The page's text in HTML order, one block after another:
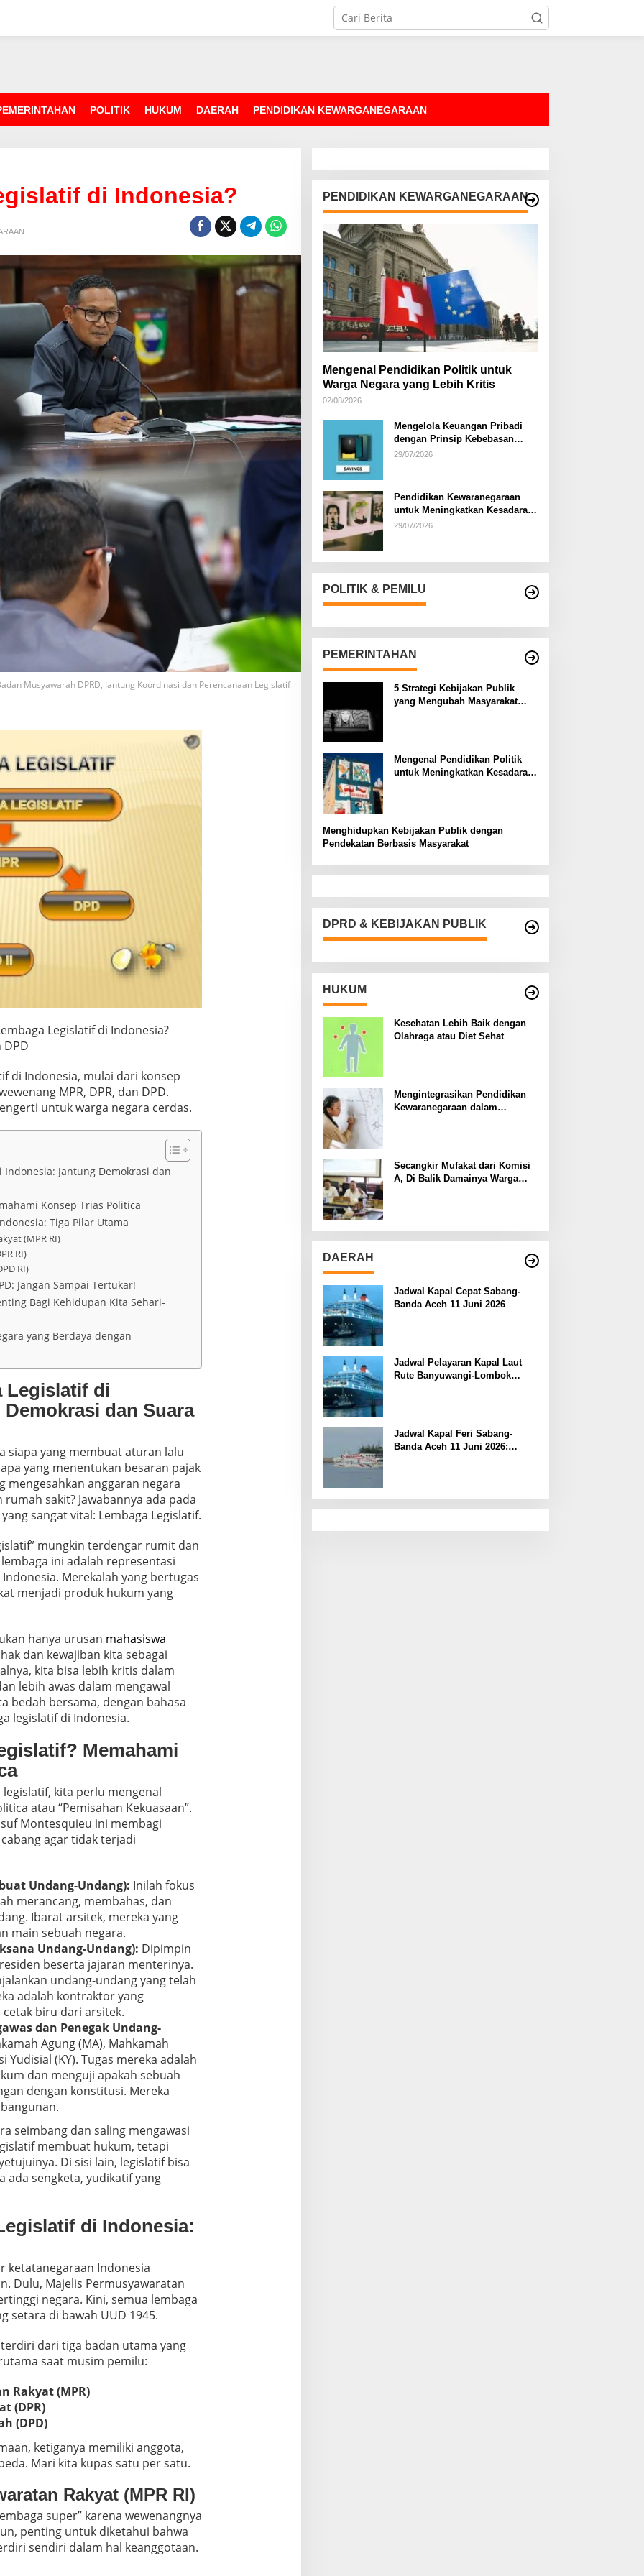
POLITIK HUKUM DAERAH PENDIDIKAN KEWARGANEGARAAN
di Indonesia?
Musyawarah DPRD, Jantung Koordinasi dan Perencanaan Legislatif
Legislatif di Indonesia?
DPD
di Indonesia, mulai dari konsep
MPR, DPR, dan DPD.
untuk warga negara cerdas.
Jantung Demokrasi dan
Konsep Trias Politica
Tiga Pilar Utama
(MPR RI)
RI)
RI)
Jangan Sampai Tertukar!
Bagi Kehidupan Kita Sehari-
yang Berdaya dengan
Legislatif di
dan Suara
siapa yang membuat aturan lalu
yang menentukan besaran pajak
mengesahkan anggaran negara
sakit? Jawabannya ada pada
sangat vital: Lembaga Legislatif.
mungkin terdengar rumit dan
ini adalah representasi
Merekalah yang bertugas
menjadi produk hukum yang
hanya urusan mahasiswa
dan kewajiban kita sebagai
kita bisa lebih kritis dalam
lebih awas dalam mengawal
bedah bersama, dengan bahasa
legislatif di Indonesia.
Memahami
kita perlu mengenal
atau “Pemisahan Kekuasaan”.
Montesquieu ini membagi
agar tidak terjadi
Undang-Undang): Inilah fokus
merancang, membahas, dan
Ibarat arsitek, mereka yang
main sebuah negara.
Undang-Undang): Dipimpin
beserta jajaran menterinya.
undang-undang yang telah
adalah kontraktor yang
biru dari arsitek.
dan Penegak Undang-
Agung (MA), Mahkamah
Yudisial (KY). Tugas mereka adalah
dan menguji apakah sebuah
dengan konstitusi. Mereka
seimbang dan saling mengawasi
membuat hukum, tetapi
Di sisi lain, legislatif bisa
ada sengketa, yudikatif yang
di Indonesia:
ketatanegaraan Indonesia
Dulu, Majelis Permusyawaratan
negara. Kini, semua lembaga
setara di bawah UUD 1945.
dari tiga badan utama yang
saat musim pemilu:
Rakyat (MPR)
(DPR)
(DPD)
ketiganya memiliki anggota,
Mari kita kupas satu per satu.
Rakyat (MPR RI)
super” karena wewenangnya
penting untuk diketahui bahwa
sendiri dalam hal keanggotaan.
PENDIDIKAN KEWARGANEGARAAN
Mengenal Pendidikan Politik untuk
Warga Negara yang Lebih Kritis
02/08/2026
Mengelola Keuangan Pribadi
dengan Prinsip Kebebasan
Finansial
29/07/2026
Pendidikan Kewaranegaraan
untuk Meningkatkan Kesadaran
Berbangsa dan Bernegara di…
29/07/2026
POLITIK & PEMILU
PEMERINTAHAN
5 Strategi Kebijakan Publik
yang Mengubah Masyarakat
Mengenal Pendidikan Politik
untuk Meningkatkan Kesadaran
Menghidupkan Kebijakan Publik dengan
Pendekatan Berbasis Masyarakat
DPRD & KEBIJAKAN PUBLIK
HUKUM
Kesehatan Lebih Baik dengan
Olahraga atau Diet Sehat
Mengintegrasikan Pendidikan
Kewaranegaraan dalam
Secangkir Mufakat dari Komisi
A, Di Balik Damainya Warga
DAERAH
Jadwal Kapal Cepat Sabang-
Banda Aceh 11 Juni 2026
Jadwal Pelayaran Kapal Laut
Rute Banyuwangi-Lombok
Jadwal Kapal Feri Sabang-
Banda Aceh 11 Juni 2026: